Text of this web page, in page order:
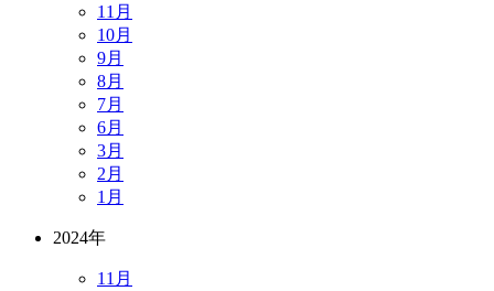
11月
10月
9月
8月
7月
6月
3月
2月
1月
2024年
11月